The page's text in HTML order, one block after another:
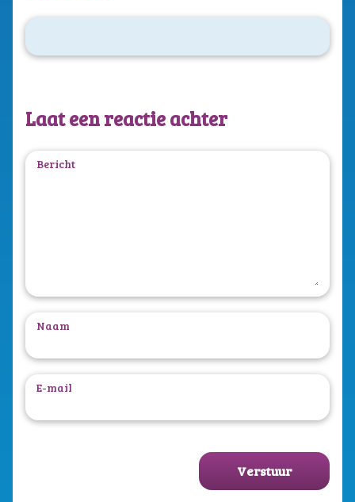
Laat een reactie achter
Bericht
Naam
E-mail
Verstuur